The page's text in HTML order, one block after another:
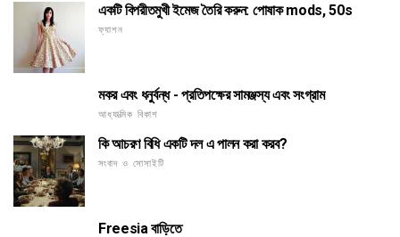
একটি বিপরীতমুখী ইমেজ তৈরি করুন: পোষাক mods, 50s
ফ্যাশন
মকর এবং ধনুর্বন্ধ - প্রতিপক্ষের সামঞ্জস্য এবং সংগ্রাম
আধ্যাত্মিক বিকাশ
কি আচরণ বিধি একটি দল এ পালন করা করব?
সংবাদ ও সোসাইটি
Freesia বাড়িতে